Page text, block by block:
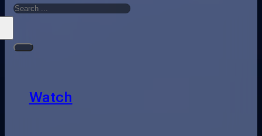
Watch